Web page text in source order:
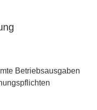
Betriebsausgaben